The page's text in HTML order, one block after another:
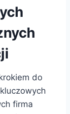
do
firma